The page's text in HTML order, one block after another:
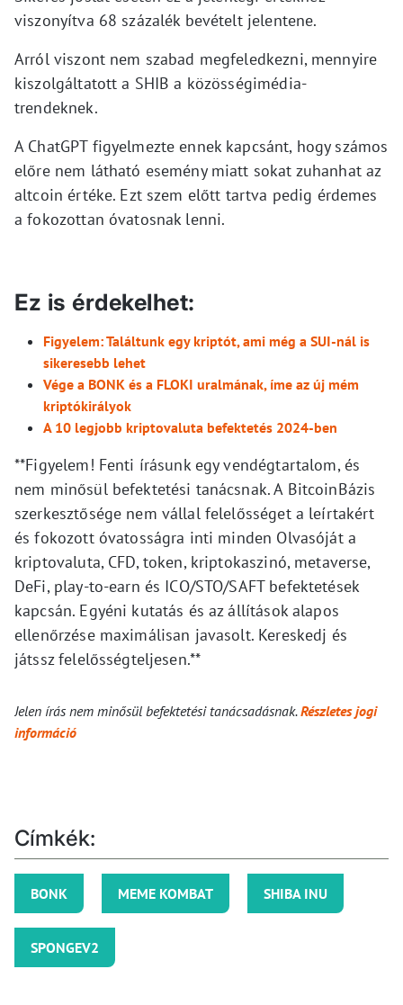
viszonyítva 68 százalék bevételt jelentene.
Arról viszont nem szabad megfeledkezni, mennyire
kiszolgáltatott a SHIB a közösségimédia-
trendeknek.
A ChatGPT figyelmezte ennek kapcsánt, hogy számos
előre nem látható esemény miatt sokat zuhanhat az
altcoin értéke. Ezt szem előtt tartva pedig érdemes
a fokozottan óvatosnak lenni.
Ez is érdekelhet:
Figyelem: Találtunk egy kriptót, ami még a SUI-nál is
sikeresebb lehet
Vége a BONK és a FLOKI uralmának, íme az új mém
kriptókirályok
A 10 legjobb kriptovaluta befektetés 2024-ben
**Figyelem! Fenti írásunk egy vendégtartalom, és
nem minősül befektetési tanácsnak. A BitcoinBázis
szerkesztősége nem vállal felelősséget a leírtakért
és fokozott óvatosságra inti minden Olvasóját a
kriptovaluta, CFD, token, kriptokaszinó, metaverse,
DeFi, play-to-earn és ICO/STO/SAFT befektetések
kapcsán. Egyéni kutatás és az állítások alapos
ellenőrzése maximálisan javasolt. Kereskedj és
játssz felelősségteljesen.**
Jelen írás nem minősül befektetési tanácsadásnak.Részletes jogi
információ
Címkék:
BONK MEME KOMBAT SHIBA INU
SPONGEV2